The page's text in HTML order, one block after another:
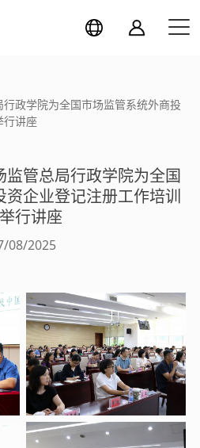
政学院为全国市场监管系统外商投
行讲座
监管总局行政学院为全国
资企业登记注册工作培训
行讲座
08/2025